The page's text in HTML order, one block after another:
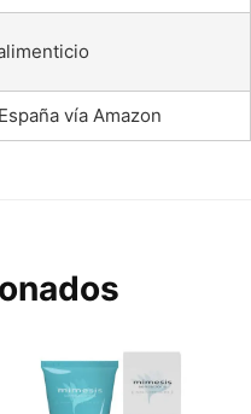
vía Amazon